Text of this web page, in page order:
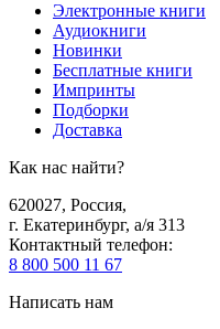
Электронные книги
Аудиокниги
Новинки
Бесплатные книги
Импринты
Подборки
Доставка
Как нас найти?
620027, Россия,
г. Екатеринбург, а/я 313
Контактный телефон:
8 800 500 11 67
Написать нам